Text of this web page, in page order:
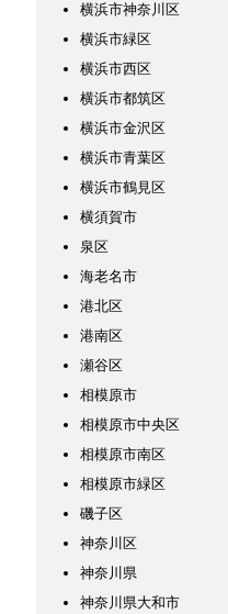
横浜市神奈川区
横浜市緑区
横浜市西区
横浜市都筑区
横浜市金沢区
横浜市青葉区
横浜市鶴見区
横須賀市
泉区
海老名市
港北区
港南区
瀬谷区
相模原市
相模原市中央区
相模原市南区
相模原市緑区
磯子区
神奈川区
神奈川県
神奈川県大和市